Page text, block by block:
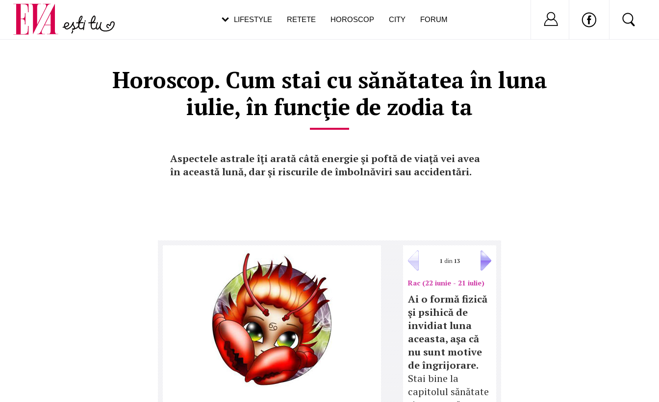
Horoscop. Cum stai cu sănătatea în luna
iulie, în funcţie de zodia ta
Aspectele astrale îţi arată câtă energie şi poftă de viaţă vei avea
în această lună, dar şi riscurile de îmbolnăviri sau accidentări.
1 din 13
Rac (22 iunie - 21 iulie)
Ai o formă fizică
şi psihică de
invidiat luna
aceasta, aşa că
nu sunt motive
de îngrijorare.
Stai bine la
capitolul sănătate
LIFESTYLE RETETE HOROSCOP CITY FORUM Nu ai cont?
Carieră
Actualitate
pe măsură ce înaintezi în vârstă
de dureroasă este investigația